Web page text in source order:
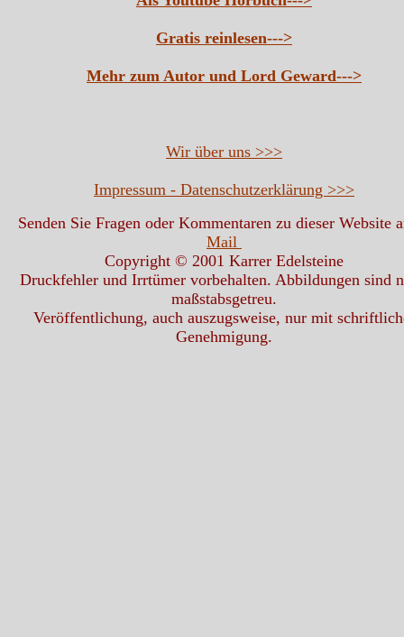
Gratis reinlesen--->
Mehr zum Autor und Lord Geward--->
Wir über uns >>>
Impressum - Datenschutzerklärung >>>
Senden Sie Fragen oder Kommentaren zu dieser Website
Mail
Copyright © 2001 Karrer Edelsteine
Druckfehler und Irrtümer vorbehalten. Abbildungen sind
maßstabsgetreu.
Veröffentlichung, auch auszugsweise, nur mit
Genehmigung.